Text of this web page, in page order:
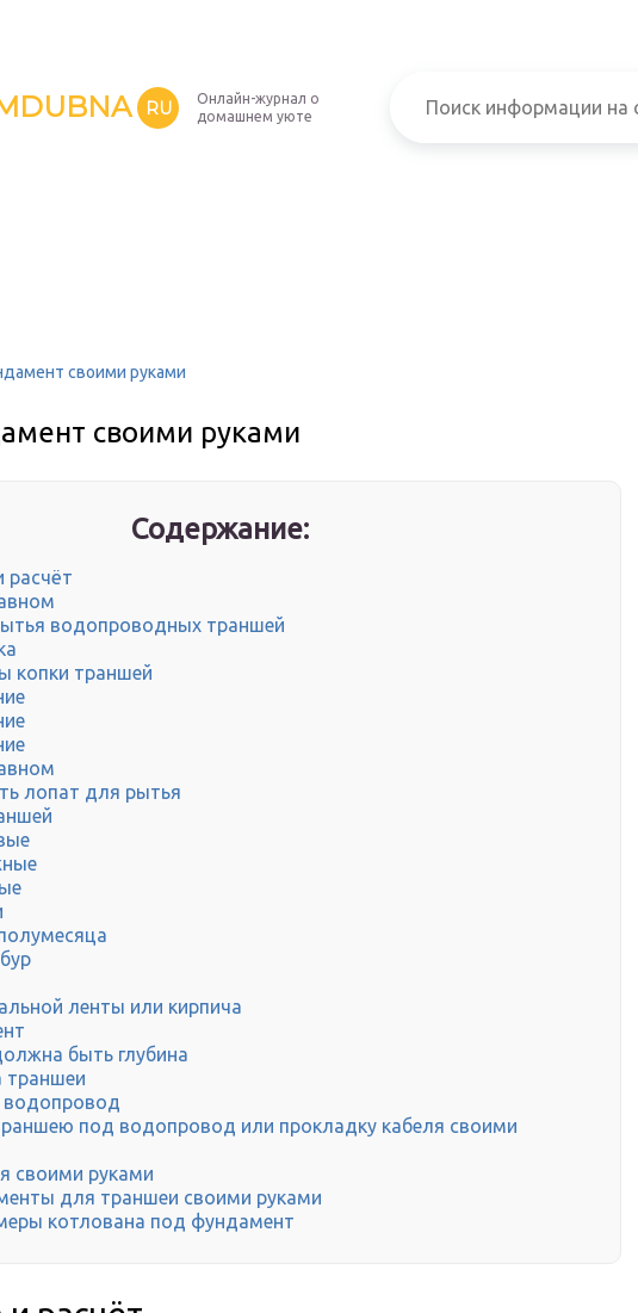
RU
Онлайн-журнал о
домашнем уюте
своими руками
своими руками
Содержание:
расчёт
водопроводных траншей
копки траншей
лопат для рытья
ленты или кирпича
быть глубина
траншеи
под водопровод или прокладку кабеля своими
своими руками
для траншеи своими руками
котлована под фундамент